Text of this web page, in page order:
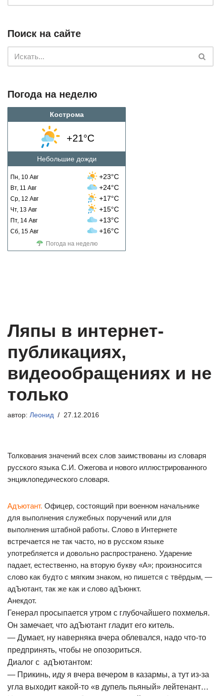
Поиск на сайте
Погода на неделю
Кострома
+21°C
Небольшие дожди
Пн, 10 Авг +23°C
Вт, 11 Авг +24°C
Ср, 12 Авг +17°C
Чт, 13 Авг +15°C
Пт, 14 Авг +13°C
Сб, 15 Авг +16°C
Погода на неделю
Ляпы в интернет-
публикациях,
видеообращениях и не
только
автор: Леонид 27.12.2016
Толкования значений всех слов заимствованы из словаря
русского языка С.И. Ожегова и нового иллюстрированного
энциклопедического словаря.
Адъютант. Офицер, состоящий при военном начальнике
для выполнения служебных поручений или для
выполнения штабной работы. Слово в Интернете
встречается не так часто, но в русском языке
употребляется и довольно распространено. Ударение
падает, естественно, на вторую букву «А»; произносится
слово как будто с мягким знаком, но пишется с твёрдым, —
адЪютант, так же как и слово адЪюнкт.
Анекдот.
Генерал просыпается утром с глубочайшего похмелья.
Он замечает, что адЪютант гладит его китель.
— Думает, ну наверняка вчера облевался, надо что-то
предпринять, чтобы не опозориться.
Диалог с адЪютантом:
— Прикинь, иду я вчера вечером в казармы, а тут из-за
угла выходит какой-то «в дупель пьяный» лейтенант…